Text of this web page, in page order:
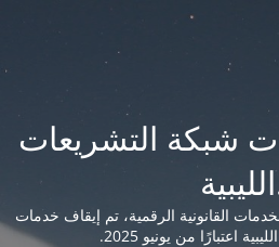
شبكة التشريعات
القانونية الرقمية، تم إيقاف خدمات
اعتبارًا من يونيو 2025.